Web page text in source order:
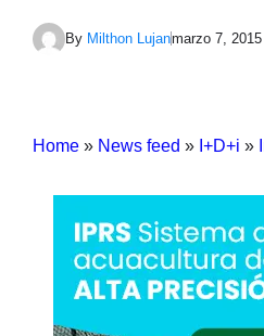
By Milthon Lujanmarzo 7, 2015
Home » News feed » I+D+i »